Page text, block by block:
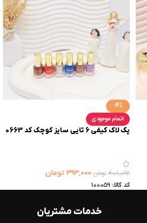
-4%
اتمام موجودی
پک لاک کیفی 6 تایی سایز کوچک کد 0663
۴۰۸,۰۹۲ تومان ۳۹۳,۰۰۰ تومان
کد کالا: 100059
خدمات مشتریان